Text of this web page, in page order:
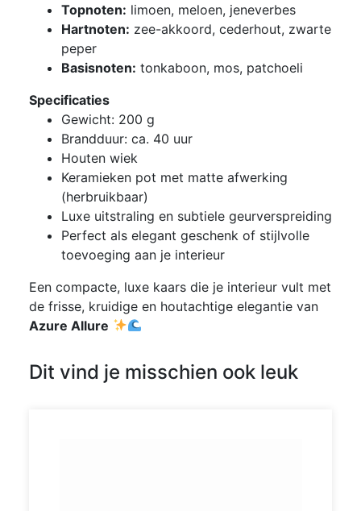
Topnoten: limoen, meloen, jeneverbes
Hartnoten: zee-akkoord, cederhout, zwarte
peper
Basisnoten: tonkaboon, mos, patchoeli
Specificaties
Gewicht: 200 g
Brandduur: ca. 40 uur
Houten wiek
Keramieken pot met matte afwerking
(herbruikbaar)
Luxe uitstraling en subtiele geurverspreiding
Perfect als elegant geschenk of stijlvolle
toevoeging aan je interieur
Een compacte, luxe kaars die je interieur vult met
de frisse, kruidige en houtachtige elegantie van
Azure Allure
Dit vind je misschien ook leuk